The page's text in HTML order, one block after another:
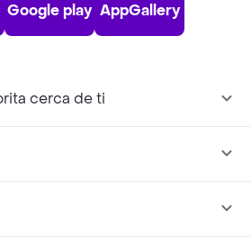
Google play AppGallery
cerca de ti